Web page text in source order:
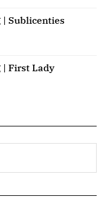
Sublicenties
First Lady